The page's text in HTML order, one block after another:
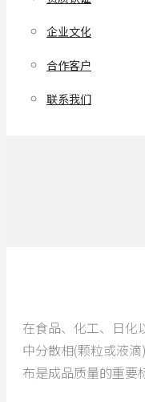
企业文化
合作客户
联系我们
在食品、化工、日化
中分散相(颗粒或液
布是成品质量的重要